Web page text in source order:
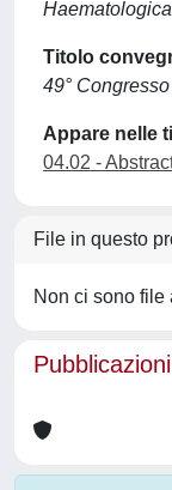
Haematologica
Titolo
49°
Appare nelle
04.02 -
File in questo
Non ci sono file